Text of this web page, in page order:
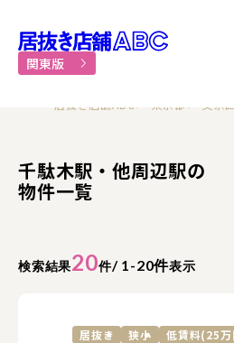
居抜き物件・
関東版
居抜き店舗ABC 東京都 文京区
千駄木駅・他周辺駅の
物件一覧
検索結果20件/ 1-20件表示
居抜き 狭小 低賃料(25万